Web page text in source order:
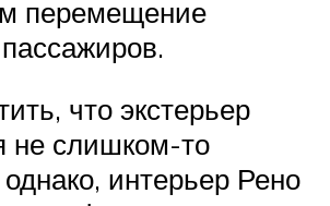
перемещение
что экстерьер
не слишком-то
интерьер Рено